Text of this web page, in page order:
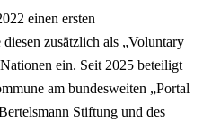
einen ersten
zusätzlich als „Voluntary
ein. Seit 2025 beteiligt
am bundesweiten „Portal
Stiftung und des